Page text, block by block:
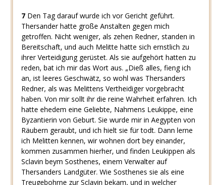
7Den Tag darauf wurde ich vor Gericht geführt.
Thersander hatte große Anstalten gegen mich
getroffen. Nicht weniger, als zehen Redner, standen in
Bereitschaft, und auch Melitte hatte sich ernstlich zu
ihrer Verteidigung gerüstet. Als sie aufgehört hatten zu
reden, bat ich mir das Wort aus. „Dieß alles, fieng ich
an, ist leeres Geschwätz, so wohl was Thersanders
Redner, als was Melittens Vertheidiger vorgebracht
haben. Von mir sollt ihr die reine Wahrheit erfahren. Ich
hatte ehedem eine Geliebte, Nahmens Leukippe, eine
Byzantierin von Geburt. Sie wurde mir in Aegypten von
Räubern geraubt, und ich hielt sie für todt. Dann lerne
ich Melitten kennen, wir wohnen dort bey einander,
kommen zusammen hierher, und finden Leukippen als
Sclavin beym Sosthenes, einem Verwalter auf
Thersanders Landgüter. Wie Sosthenes sie als eine
Treugebohrne zur Sclavin bekam, und in welcher